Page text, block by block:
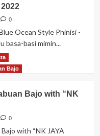
0
Ocean Style Phinisi -
basa-basi mimin...
Bajo
Bajo with “NK
0
with “NK JAYA